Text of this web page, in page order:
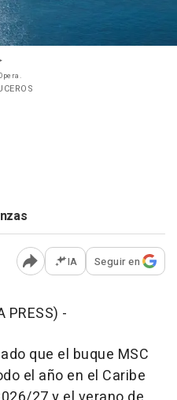
Abrir opciones para
IA Seguir en
PRESS) -
que el buque MSC
el año en el Caribe